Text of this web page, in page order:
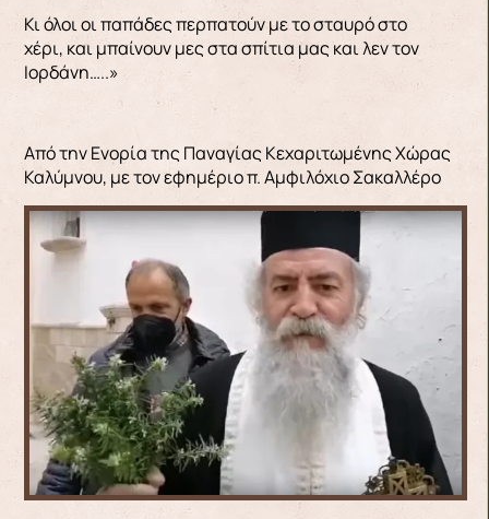
Κι όλοι οι παπάδες περπατούν με το σταυρό στο
χέρι, και μπαίνουν μες στα σπίτια μας και λεν τον
Ιορδάνη…..»
Από την Ενορία της Παναγίας Κεχαριτωμένης Χώρας
Καλύμνου, με τον εφημέριο π. Αμφιλόχιο Σακαλλέρο